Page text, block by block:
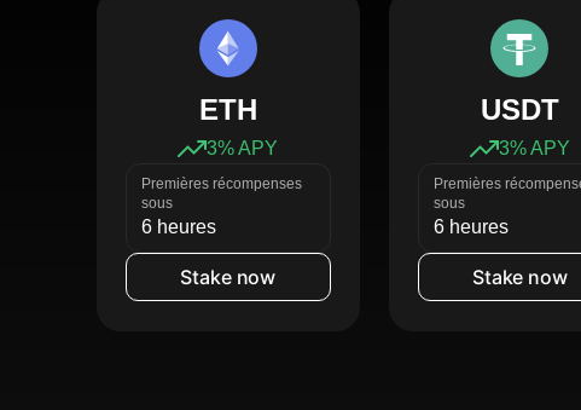
ETH
3% APY
Premières récompenses
sous
6 heures
Stake now
USDT
3% APY
Premières
sous
6 heures
Stake now